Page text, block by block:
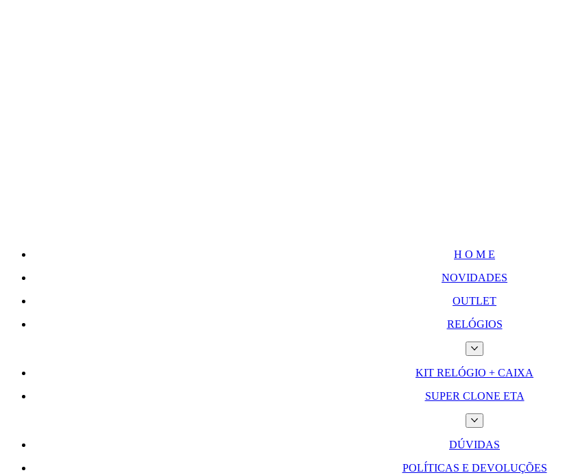
H O M E
NOVIDADES
OUTLET
RELÓGIOS
KIT RELÓGIO + CAIXA
SUPER CLONE ETA
DÚVIDAS
POLÍTICAS E DEVOLUÇÕES